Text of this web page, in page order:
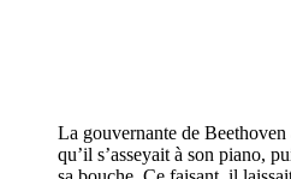
La gouvernante de
qu’il s’asseyait à son piano,